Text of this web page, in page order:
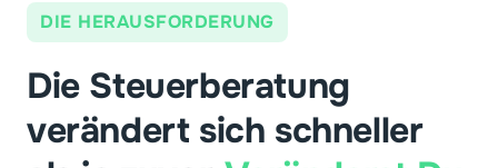
DIE HERAUSFORDERUNG
Die Steuerberatung
verändert sich schneller